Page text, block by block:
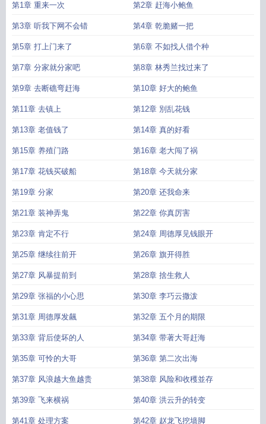
第1章 重来一次 第2章 赶海小鲍鱼
第3章 听我下网不会错 第4章 乾脆赌一把
第5章 打上门来了 第6章 不如找人借个种
第7章 分家就分家吧 第8章 林秀兰找过来了
第9章 去断礁弯赶海 第10章 好大的鲍鱼
第11章 去镇上 第12章 別乱花钱
第13章 老值钱了 第14章 真的好看
第15章 养殖门路 第16章 老大闯了祸
第17章 花钱买破船 第18章 今天就分家
第19章 分家 第20章 还我命来
第21章 装神弄鬼 第22章 你真厉害
第23章 肯定不行 第24章 周德厚见钱眼开
第25章 继续往前开 第26章 旗开得胜
第27章 风暴提前到 第28章 捨生救人
第29章 张福的小心思 第30章 李巧云撒泼
第31章 周德厚发飆 第32章 五个月的期限
第33章 背后使坏的人 第34章 带著大哥赶海
第35章 可怜的大哥 第36章 第二次出海
第37章 风浪越大鱼越贵 第38章 风险和收穫並存
第39章 飞来横祸 第40章 洪云升的转变
第41章 处理方案 第42章 赵龙飞挖墙脚